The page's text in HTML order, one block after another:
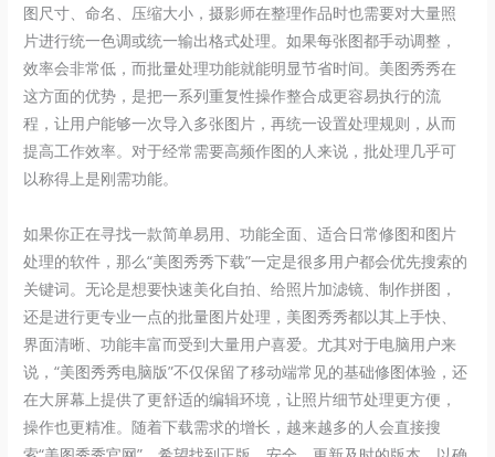
图尺寸、命名、压缩大小，摄影师在整理作品时也需要对大量照
片进行统一色调或统一输出格式处理。如果每张图都手动调整，
效率会非常低，而批量处理功能就能明显节省时间。美图秀秀在
这方面的优势，是把一系列重复性操作整合成更容易执行的流
程，让用户能够一次导入多张图片，再统一设置处理规则，从而
提高工作效率。对于经常需要高频作图的人来说，批处理几乎可
以称得上是刚需功能。
如果你正在寻找一款简单易用、功能全面、适合日常修图和图片
处理的软件，那么“美图秀秀下载”一定是很多用户都会优先搜索的
关键词。无论是想要快速美化自拍、给照片加滤镜、制作拼图，
还是进行更专业一点的批量图片处理，美图秀秀都以其上手快、
界面清晰、功能丰富而受到大量用户喜爱。尤其对于电脑用户来
说，“美图秀秀电脑版”不仅保留了移动端常见的基础修图体验，还
在大屏幕上提供了更舒适的编辑环境，让照片细节处理更方便，
操作也更精准。随着下载需求的增长，越来越多的人会直接搜